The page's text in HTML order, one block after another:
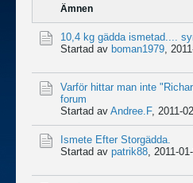
Ämnen
10,4 kg gädda ismetad....
Startad av boman1979,
Varför hittar man inte
forum
Startad av Andree.F, 2011-
Ismete Efter Storgädda.
Startad av patrik88, 2011-